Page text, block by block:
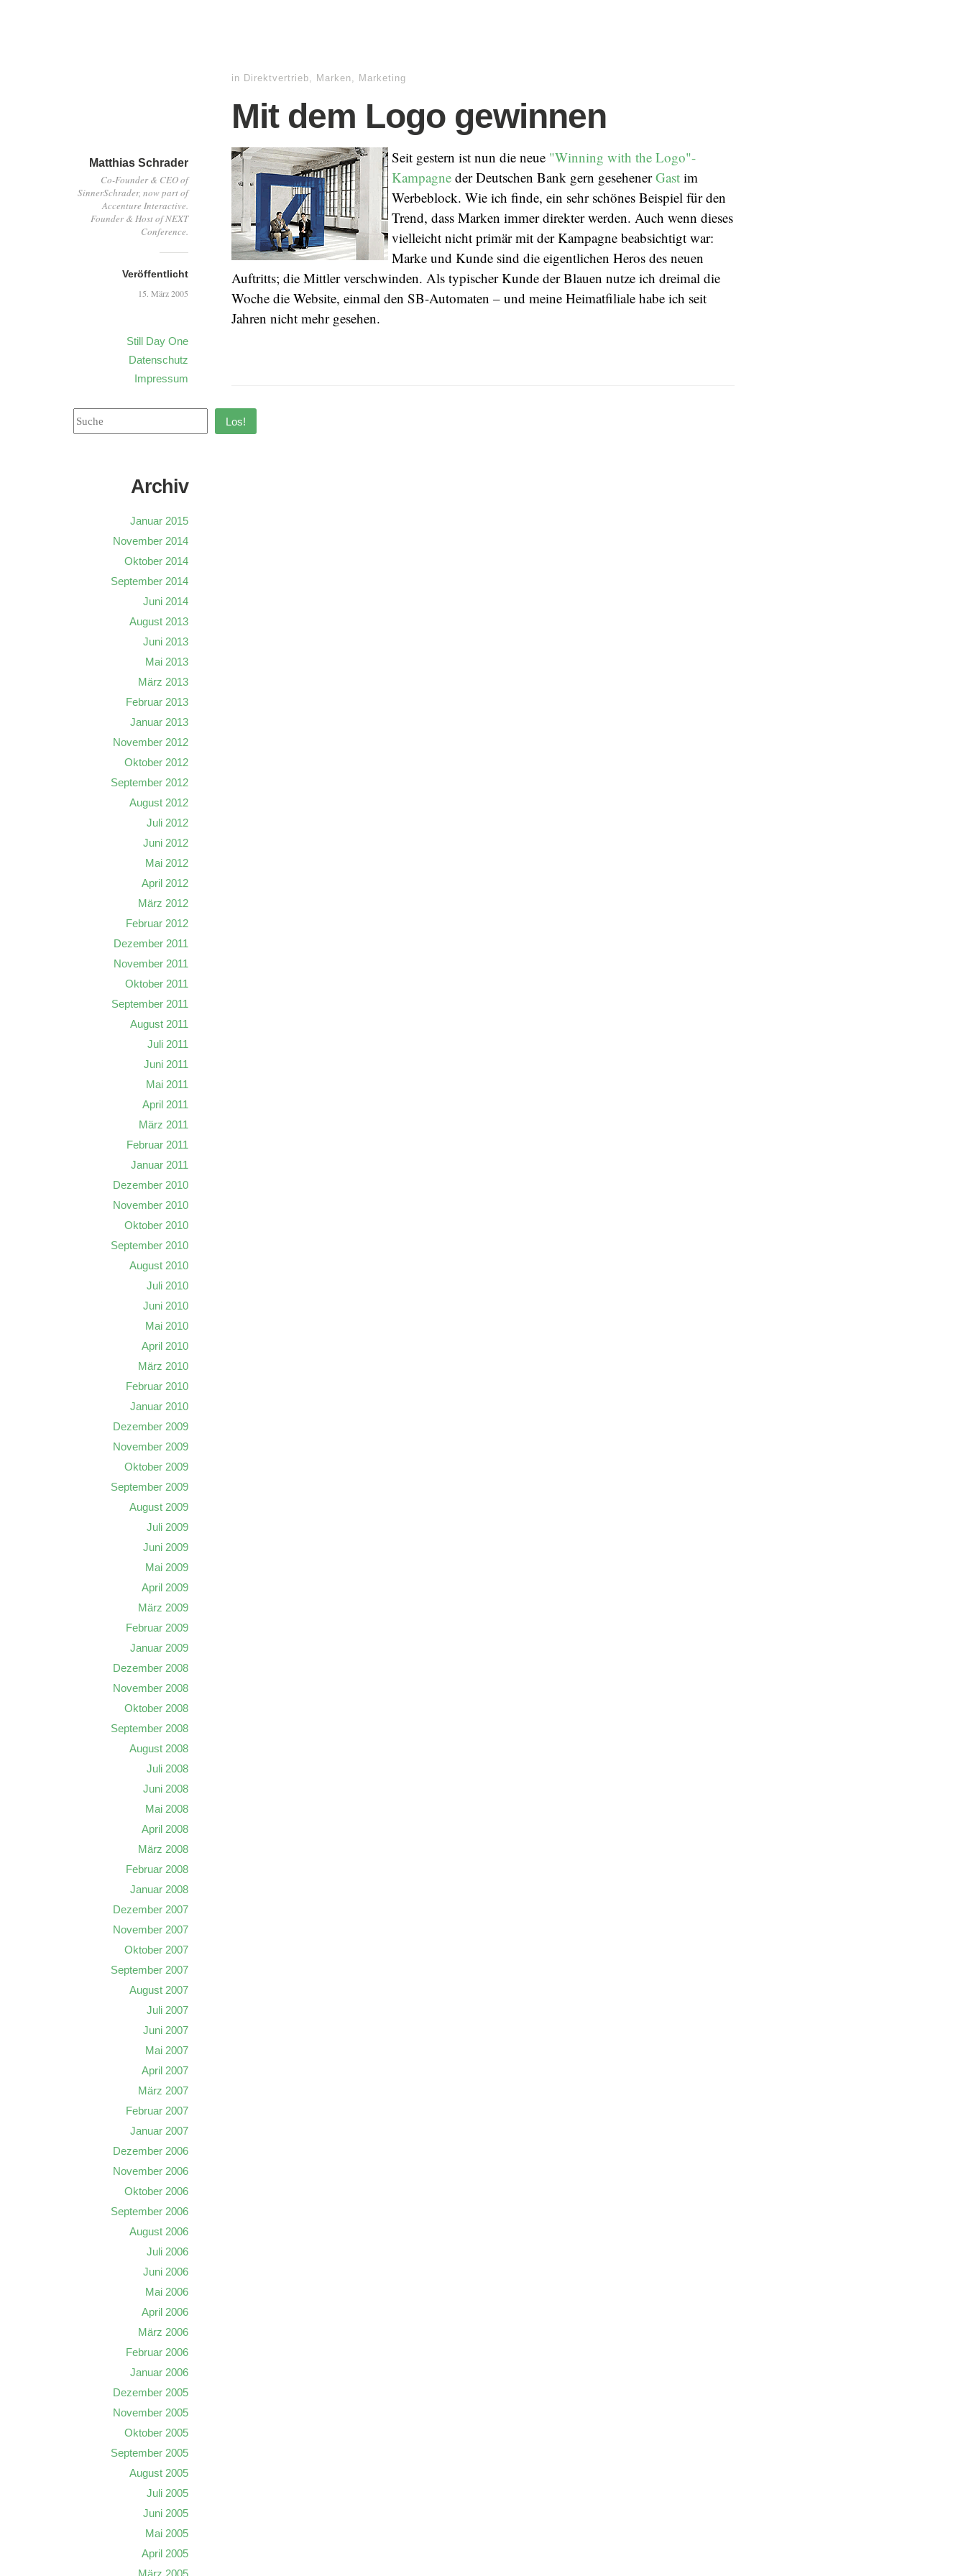
Matthias Schrader
Co-Founder & CEO of
SinnerSchrader, now part of
Accenture Interactive.
Founder & Host of NEXT
Conference.
Veröffentlicht
15. März 2005
Still Day One
Datenschutz
Impressum
in Direktvertrieb, Marken, Marketing
Mit dem Logo gewinnen
Seit gestern ist nun die neue "Winning with the Logo"-
Kampagne der Deutschen Bank gern gesehenerGast im
Werbeblock. Wie ich finde, ein sehr schönes Beispiel für den
Trend, dass Marken immer direkter werden. Auch wenn dieses
vielleicht nicht primär mit der Kampagne beabsichtigt war:
Marke und Kunde sind die eigentlichen Heros des neuen
Auftritts; die Mittler verschwinden. Als typischer Kunde der Blauen nutze ich dreimal die
Woche die Website, einmal den SB-Automaten – und meine Heimatfiliale habe ich seit
Jahren nicht mehr gesehen.
Los!
Archiv
Januar 2015
November 2014
Oktober 2014
September 2014
Juni 2014
August 2013
Juni 2013
Mai 2013
März 2013
Februar 2013
Januar 2013
November 2012
Oktober 2012
September 2012
August 2012
Juli 2012
Juni 2012
Mai 2012
April 2012
März 2012
Februar 2012
Dezember 2011
November 2011
Oktober 2011
September 2011
August 2011
Juli 2011
Juni 2011
Mai 2011
April 2011
März 2011
Februar 2011
Januar 2011
Dezember 2010
November 2010
Oktober 2010
September 2010
August 2010
Juli 2010
Juni 2010
Mai 2010
April 2010
März 2010
Februar 2010
Januar 2010
Dezember 2009
November 2009
Oktober 2009
September 2009
August 2009
Juli 2009
Juni 2009
Mai 2009
April 2009
März 2009
Februar 2009
Januar 2009
Dezember 2008
November 2008
Oktober 2008
September 2008
August 2008
Juli 2008
Juni 2008
Mai 2008
April 2008
März 2008
Februar 2008
Januar 2008
Dezember 2007
November 2007
Oktober 2007
September 2007
August 2007
Juli 2007
Juni 2007
Mai 2007
April 2007
März 2007
Februar 2007
Januar 2007
Dezember 2006
November 2006
Oktober 2006
September 2006
August 2006
Juli 2006
Juni 2006
Mai 2006
April 2006
März 2006
Februar 2006
Januar 2006
Dezember 2005
November 2005
Oktober 2005
September 2005
August 2005
Juli 2005
Juni 2005
Mai 2005
April 2005
März 2005